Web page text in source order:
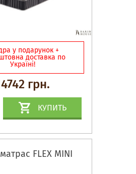
у подарунок +
доставка по
Україні!
грн.
КУПИТЬ
FLEX MINI